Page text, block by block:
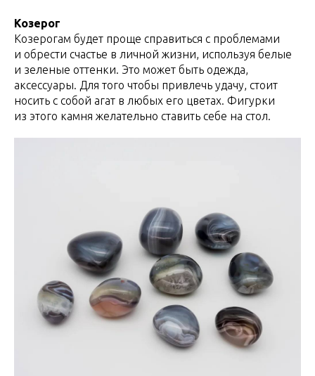
Козерог
Козерогам будет проще справиться с проблемами
и обрести счастье в личной жизни, используя белые
и зеленые оттенки. Это может быть одежда,
аксессуары. Для того чтобы привлечь удачу, стоит
носить с собой агат в любых его цветах. Фигурки
из этого камня желательно ставить себе на стол.